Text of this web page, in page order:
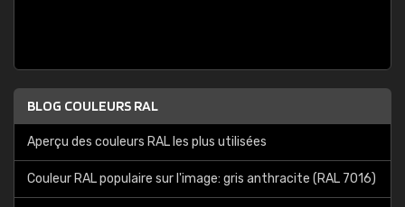
BLOG COULEURS RAL
Aperçu des couleurs RAL les plus utilisées
Couleur RAL populaire sur l'image: gris anthracite (RAL 7016)